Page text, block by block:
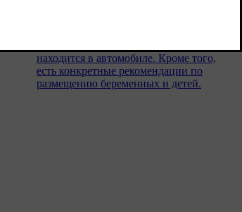
находится в автомобиле. Кроме того,
есть конкретные рекомендации по
размещению беременных и детей.